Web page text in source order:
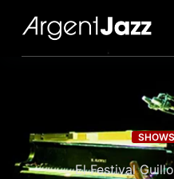
SHOWS
El Festival